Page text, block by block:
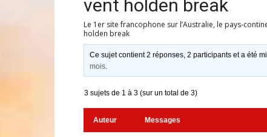
vent holden break
Le 1er site francophone sur l’Australie, le pays-
holden break
Ce sujet contient 2 réponses, 2 participants et a été
mois.
3 sujets de 1 à 3 (sur un total de 3)
Auteur Messages